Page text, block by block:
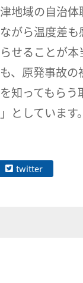
地域の自治
がら温度差
せることが
、原発事故の
知ってもら
としています。
twitter